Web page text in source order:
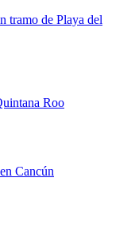
tramo de Playa del
Roo
Cancún